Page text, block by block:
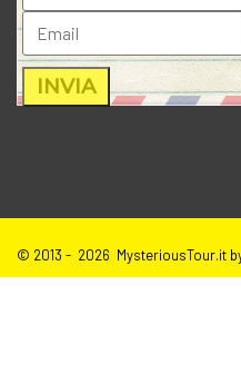
© 2013 - 2026 MysteriousTour.it